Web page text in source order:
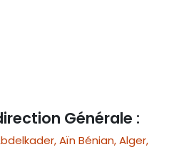
Générale :
Aïn Bénian, Alger,